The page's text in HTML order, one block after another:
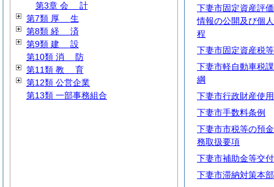
下妻市固定資産評
情報の公開及び個
程
下妻市固定資産税
下妻市軽自動車税
綱
下妻市行政財産使
下妻市手数料条例
下妻市市税等の預
務取扱要項
下妻市補助金等交
下妻市滞納対策本
第3章 会 計
第7類 厚 生
第8類 経 済
第9類 建 設
第10類 消 防
第11類 教 育
第12類 公営企業
第13類 一部事務組合